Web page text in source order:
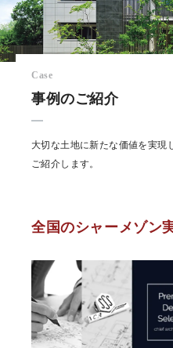
Case
事例のご紹介
大切な土地に新たな価値を実現
ご紹介します。
全国のシャーメゾン